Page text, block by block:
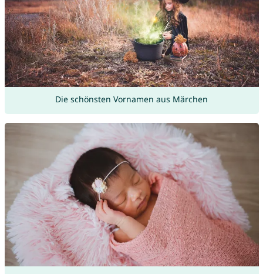
Die schönsten Vornamen aus Märchen